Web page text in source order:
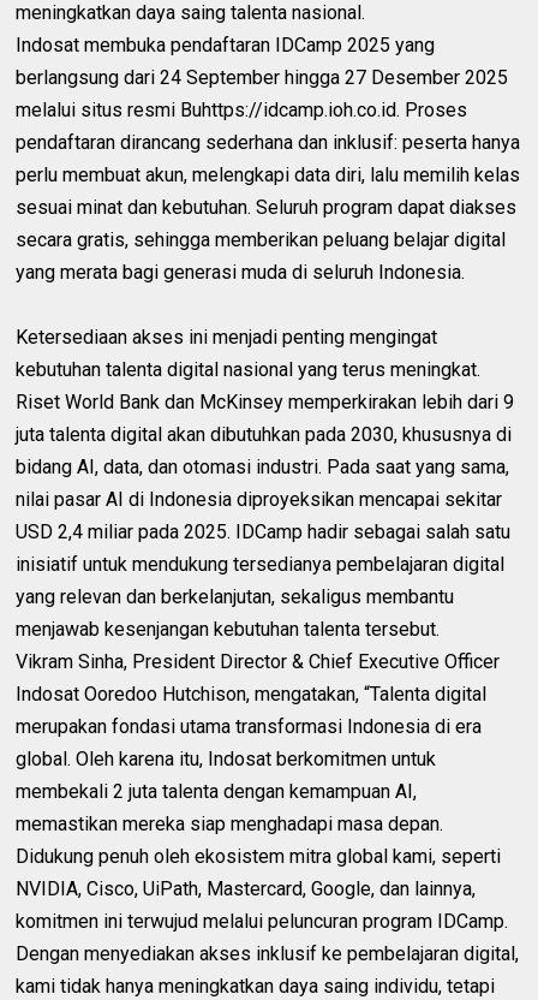
meningkatkan daya saing talenta nasional.
‎Indosat membuka pendaftaran IDCamp 2025 yang
berlangsung dari 24 September hingga 27 Desember 2025
melalui situs resmi Buhttps://idcamp.ioh.co.id. Proses
pendaftaran dirancang sederhana dan inklusif: peserta hanya
perlu membuat akun, melengkapi data diri, lalu memilih kelas
sesuai minat dan kebutuhan. Seluruh program dapat diakses
secara gratis, sehingga memberikan peluang belajar digital
yang merata bagi generasi muda di seluruh Indonesia.
Ketersediaan akses ini menjadi penting mengingat
kebutuhan talenta digital nasional yang terus meningkat.
Riset World Bank dan McKinsey memperkirakan lebih dari 9
juta talenta digital akan dibutuhkan pada 2030, khususnya di
bidang AI, data, dan otomasi industri. Pada saat yang sama,
nilai pasar AI di Indonesia diproyeksikan mencapai sekitar
USD 2,4 miliar pada 2025. IDCamp hadir sebagai salah satu
inisiatif untuk mendukung tersedianya pembelajaran digital
yang relevan dan berkelanjutan, sekaligus membantu
menjawab kesenjangan kebutuhan talenta tersebut.
‎Vikram Sinha, President Director & Chief Executive Officer
Indosat Ooredoo Hutchison, mengatakan, “Talenta digital
merupakan fondasi utama transformasi Indonesia di era
global. Oleh karena itu, Indosat berkomitmen untuk
membekali 2 juta talenta dengan kemampuan AI,
memastikan mereka siap menghadapi masa depan.
Didukung penuh oleh ekosistem mitra global kami, seperti
NVIDIA, Cisco, UiPath, Mastercard, Google, dan lainnya,
komitmen ini terwujud melalui peluncuran program IDCamp.
Dengan menyediakan akses inklusif ke pembelajaran digital,
kami tidak hanya meningkatkan daya saing individu, tetapi